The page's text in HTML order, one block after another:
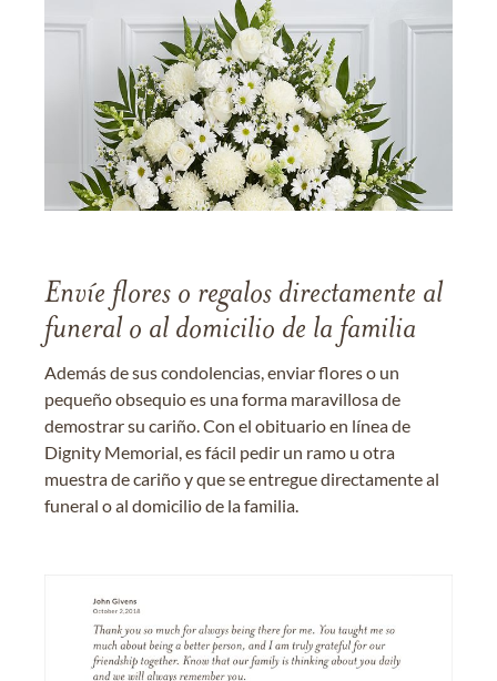
Envíe flores o regalos directamente al
funeral o al domicilio de la familia
Además de sus condolencias, enviar flores o un
pequeño obsequio es una forma maravillosa de
demostrar su cariño. Con el obituario en línea de
Dignity Memorial, es fácil pedir un ramo u otra
muestra de cariño y que se entregue directamente al
funeral o al domicilio de la familia.